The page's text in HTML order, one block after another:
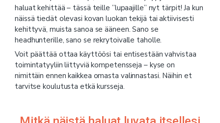
haluat kehittää – tässä teille ”lupaajille” nyt tärpit! Ja kun
näissä tiedät olevasi kovan luokan tekijä tai aktiivisesti
kehittyvä, muista sanoa se ääneen. Sano se
headhunterille, sano se rekrytoivalle taholle.
Voit päättää ottaa käyttöösi tai entisestään vahvistaa
toimintatyyliin liittyviä kompetensseja – kyse on
nimittäin ennen kaikkea omasta valinnastasi. Näihin et
tarvitse koulutusta etkä kursseja.